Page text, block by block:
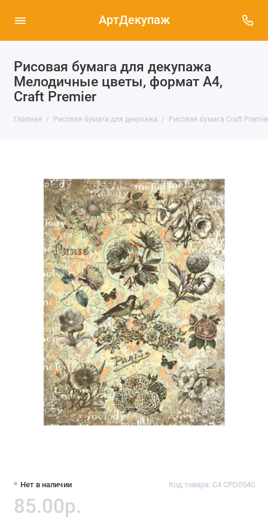
АртДекупаж
Рисовая бумага для декупажа
Мелодичные цветы, формат А4,
Craft Premier
Главная Рисовая бумага для декупажа Рисовая бумага Craft
Нет в наличии Код товара: C4 CPD0540
85.00р.